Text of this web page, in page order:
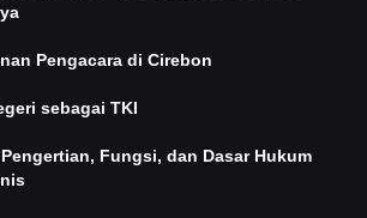
Pengacara di Cirebon
sebagai TKI
Fungsi, dan Dasar Hukum